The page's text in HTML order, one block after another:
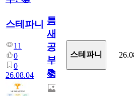
스테파니
11
0
0
26.08.04
틈
새
공
부!
📚
스테파니